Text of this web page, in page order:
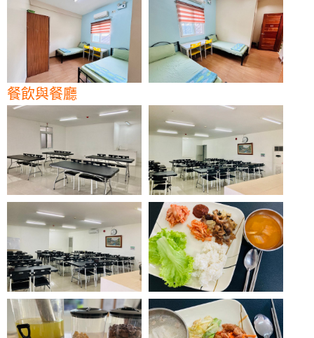
餐飲與餐廳